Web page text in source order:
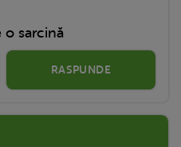
o sarcină
RASPUNDE